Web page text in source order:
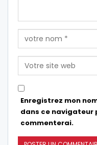
Enregistrez mon
dans ce navigateur
commenterai.